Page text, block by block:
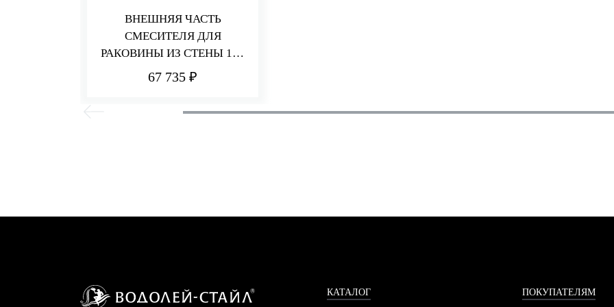
ВНЕШНЯЯ ЧАСТЬ
СМЕСИТЕЛЯ ДЛЯ
РАКОВИНЫ ИЗ СТЕНЫ 110
ММ PA36
67 735 ₽
КАТАЛОГ ПОКУПАТЕЛЯМ